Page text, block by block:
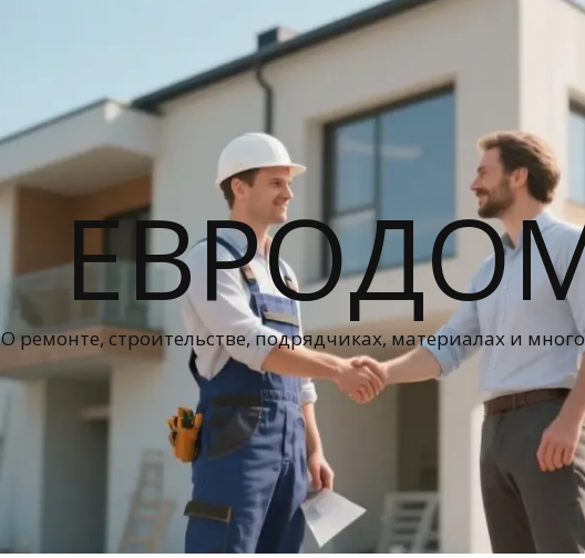
О ремонте, строительстве, подрядчиках, материалах и